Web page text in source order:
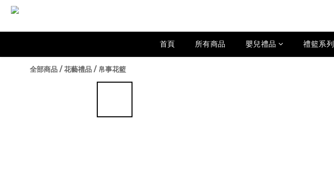
首頁 所有商品 嬰兒禮品 禮籃系列
全部商品 /花藝禮品 / 帛事花籃